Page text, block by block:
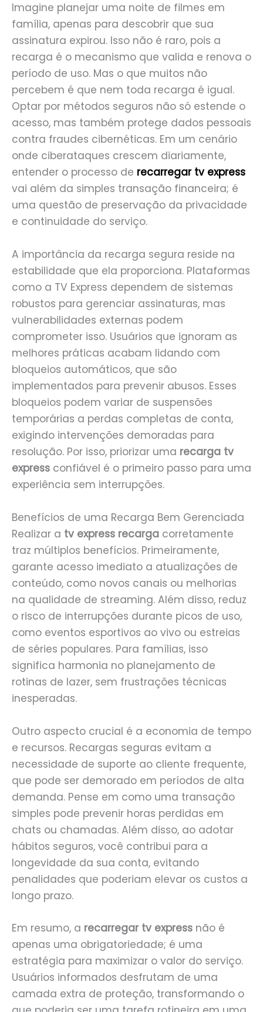
Imagine planejar uma noite de filmes em
família, apenas para descobrir que sua
assinatura expirou. Isso não é raro, pois a
recarga é o mecanismo que valida e renova o
período de uso. Mas o que muitos não
percebem é que nem toda recarga é igual.
Optar por métodos seguros não só estende o
acesso, mas também protege dados pessoais
contra fraudes cibernéticas. Em um cenário
onde ciberataques crescem diariamente,
entender o processo de recarregar tv express
vai além da simples transação financeira; é
uma questão de preservação da privacidade
e continuidade do serviço.
A importância da recarga segura reside na
estabilidade que ela proporciona. Plataformas
como a TV Express dependem de sistemas
robustos para gerenciar assinaturas, mas
vulnerabilidades externas podem
comprometer isso. Usuários que ignoram as
melhores práticas acabam lidando com
bloqueios automáticos, que são
implementados para prevenir abusos. Esses
bloqueios podem variar de suspensões
temporárias a perdas completas de conta,
exigindo intervenções demoradas para
resolução. Por isso, priorizar uma recarga tv
express confiável é o primeiro passo para uma
experiência sem interrupções.
Benefícios de uma Recarga Bem Gerenciada
Realizar a tv express recarga corretamente
traz múltiplos benefícios. Primeiramente,
garante acesso imediato a atualizações de
conteúdo, como novos canais ou melhorias
na qualidade de streaming. Além disso, reduz
o risco de interrupções durante picos de uso,
como eventos esportivos ao vivo ou estreias
de séries populares. Para famílias, isso
significa harmonia no planejamento de
rotinas de lazer, sem frustrações técnicas
inesperadas.
Outro aspecto crucial é a economia de tempo
e recursos. Recargas seguras evitam a
necessidade de suporte ao cliente frequente,
que pode ser demorado em períodos de alta
demanda. Pense em como uma transação
simples pode prevenir horas perdidas em
chats ou chamadas. Além disso, ao adotar
hábitos seguros, você contribui para a
longevidade da sua conta, evitando
penalidades que poderiam elevar os custos a
longo prazo.
Em resumo, a recarregar tv express não é
apenas uma obrigatoriedade; é uma
estratégia para maximizar o valor do serviço.
Usuários informados desfrutam de uma
camada extra de proteção, transformando o